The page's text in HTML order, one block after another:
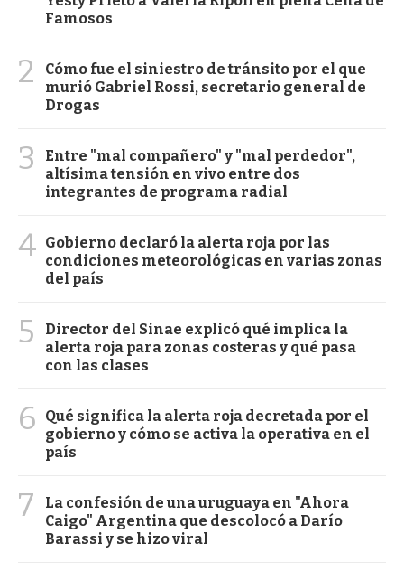
Famosos
2
Cómo fue el siniestro de tránsito por el que
murió Gabriel Rossi, secretario general de
Drogas
3
Entre "mal compañero" y "mal perdedor",
altísima tensión en vivo entre dos
integrantes de programa radial
4 Gobierno declaró la alerta roja por las
condiciones meteorológicas en varias zonas
del país
5
Director del Sinae explicó qué implica la
alerta roja para zonas costeras y qué pasa
con las clases
6
Qué significa la alerta roja decretada por el
gobierno y cómo se activa la operativa en el
país
7
La confesión de una uruguaya en "Ahora
Caigo" Argentina que descolocó a Darío
Barassi y se hizo viral